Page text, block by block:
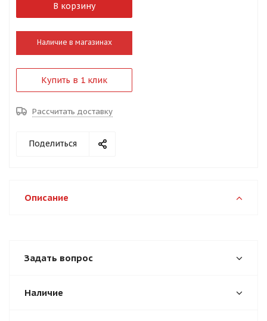
В корзину
Наличие в магазинах
Купить в 1 клик
Рассчитать доставку
Поделиться
Описание
Задать вопрос
Наличие